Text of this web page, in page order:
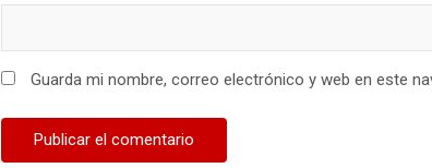
Guarda mi nombre, correo electrónico y web en este